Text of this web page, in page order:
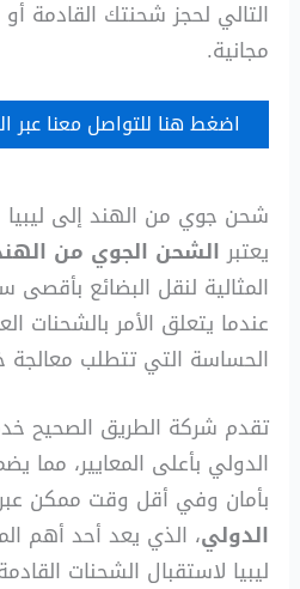
التالي لحجز شحنتك القادمة
مجانية.
اضغط هنا للتواصل معنا عبر
شحن جوي من الهند إلى ليبيا
يعتبرالشحن الجوي من
المثالية لنقل البضائع
عندما يتعلق الأمر بالشحنات
الحساسة التي تتطلب معالجة
تقدم شركة الطريق الصحيح
الدولي بأعلى المعايير، مما
بأمان وفي أقل وقت ممكن
الدولي، الذي يعد أحد أهم
ليبيا لاستقبال الشحنات